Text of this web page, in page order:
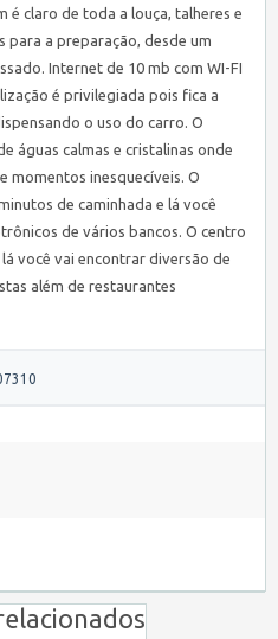
é claro de toda a louça, talheres e
para a preparação, desde um
Internet de 10 mb com WI-FI
é privilegiada pois fica a
o uso do carro. O
águas calmas e cristalinas onde
momentos inesquecíveis. O
de caminhada e lá você
de vários bancos. O centro
você vai encontrar diversão de
além de restaurantes